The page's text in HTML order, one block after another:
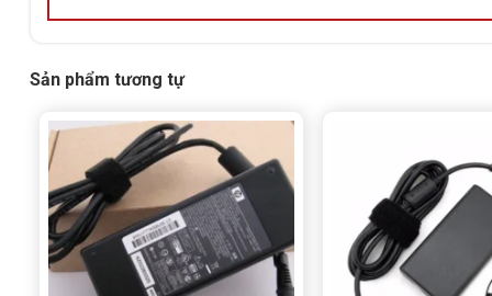
Sản phẩm tương tự